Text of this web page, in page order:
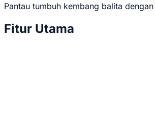
Pantau tumbuh kembang balita
Fitur Utama